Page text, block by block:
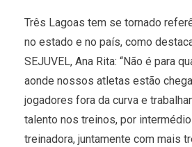
Três Lagoas tem se tornado
no estado e no país, como
SEJUVEL, Ana Rita: “Não é para
aonde nossos atletas estão
jogadores fora da curva e
talento nos treinos, por
treinadora, juntamente com mais